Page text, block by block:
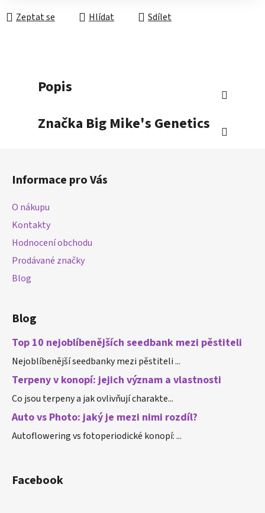
Zeptat se Hlídat Sdílet
Popis
Značka Big Mike's Genetics
Informace pro Vás
O nákupu
Kontakty
Hodnocení obchodu
Prodávané značky
Blog
Blog
Top 10 nejoblíbenějších seedbank mezi pěstiteli
Nejoblíbenější seedbanky mezi pěstiteli ...
Terpeny v konopí: jejich význam a vlastnosti
Co jsou terpeny a jak ovlivňují charakte...
Auto vs Photo: jaký je mezi nimi rozdíl?
Autoflowering vs fotoperiodické konopí: ...
Facebook